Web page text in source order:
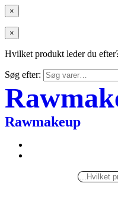
×
×
Hvilket produkt leder du
Søg efter:
Rawmakeup